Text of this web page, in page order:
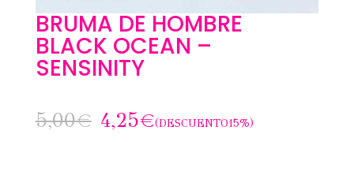
BRUMA DE HOMBRE
BLACK OCEAN –
SENSINITY
5,00€ 4,25€(DESCUENTO15%)